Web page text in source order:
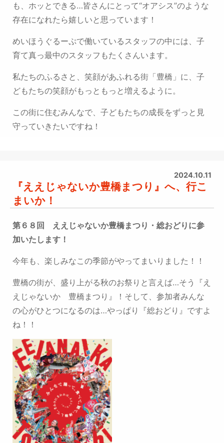
も、ホッとできる…皆さんにとって“オアシス”のような
存在になれたら嬉しいと思っています！
めいほうぐるーぷで働いているスタッフの中には、子
育て真っ最中のスタッフもたくさんいます。
私たちのふるさと、笑顔があふれる街「豊橋」に、子
どもたちの笑顔がもっともっと増えるように。
この街に住むみんなで、子どもたちの成長をずっと見
守っていきたいですね！
2024.10.11
『ええじゃないか豊橋まつり』へ、行こ
まいか！
第６８回 ええじゃないか豊橋まつり・総おどりに参
加いたします！
今年も、楽しみなこの季節がやってまいりました！！
豊橋の街が、盛り上がる秋のお祭りと言えば…そう『え
えじゃないか 豊橋まつり』！ そして、 参加者みんな
の心がひとつになるのは…やっぱり『総おどり』ですよ
ね！！